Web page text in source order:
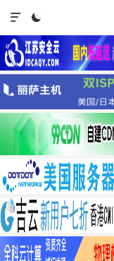

